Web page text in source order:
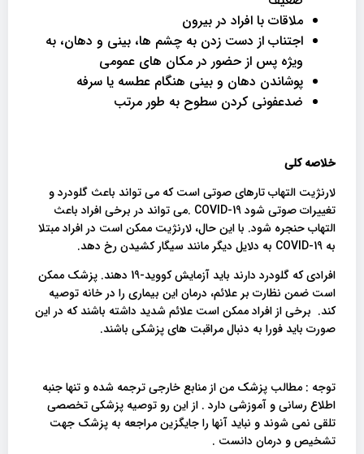
ملاقات با افراد در بیرون
اجتناب از دست زدن به چشم ها، بینی و دهان، به
ویژه پس از حضور در مکان های عمومی
پوشاندن دهان و بینی هنگام عطسه یا سرفه
ضدعفونی کردن سطوح به طور مرتب
خلاصه کلی
لارنژیت التهاب تارهای صوتی است که می تواند باعث گلودرد و
تغییرات صوتی شود COVID-19 .می تواند در برخی افراد باعث
التهاب حنجره شود. با این حال، لارنژیت ممکن است در افراد مبتلا
به COVID-19 به دلایل دیگر مانند سیگار کشیدن رخ دهد.
افرادی که گلودرد دارند باید آزمایش کووید-19 دهند. پزشک ممکن
است ضمن نظارت بر علائم، درمان این بیماری را در خانه توصیه
کند. برخی از افراد ممکن است علائم شدید داشته باشند که در این
صورت باید فورا به دنبال مراقبت های پزشکی باشند.
توجه : مطالب پزشک من از منابع خارجی ترجمه شده و تنها جنبه
اطلاع رسانی و آموزشی دارد . از این رو توصیه پزشکی تخصصی
تلقی نمی شوند و نباید آنها را جایگزین مراجعه به پزشک جهت
تشخیص و درمان دانست .